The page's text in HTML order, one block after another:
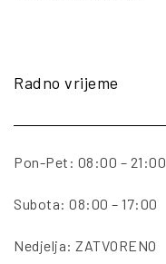
Radno vrijeme
Pon-Pet: 08:00 – 21:00
Subota: 08:00 – 17:00
Nedjelja: ZATVORENO